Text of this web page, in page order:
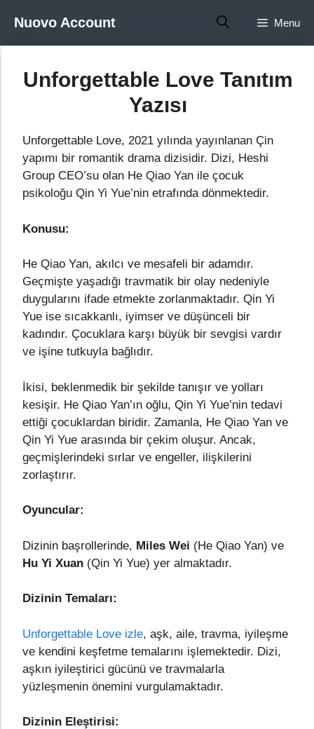
atlaNuovo Account Menu
Unforgettable Love Tanıtım
Yazısı
Unforgettable Love, 2021 yılında yayınlanan Çin
yapımı bir romantik drama dizisidir. Dizi, Heshi
Group CEO’su olan He Qiao Yan ile çocuk
psikoloğu Qin Yi Yue’nin etrafında dönmektedir.
Konusu:
He Qiao Yan, akılcı ve mesafeli bir adamdır.
Geçmişte yaşadığı travmatik bir olay nedeniyle
duygularını ifade etmekte zorlanmaktadır. Qin Yi
Yue ise sıcakkanlı, iyimser ve düşünceli bir
kadındır. Çocuklara karşı büyük bir sevgisi vardır
ve işine tutkuyla bağlıdır.
İkisi, beklenmedik bir şekilde tanışır ve yolları
kesişir. He Qiao Yan’ın oğlu, Qin Yi Yue’nin tedavi
ettiği çocuklardan biridir. Zamanla, He Qiao Yan ve
Qin Yi Yue arasında bir çekim oluşur. Ancak,
geçmişlerindeki sırlar ve engeller, ilişkilerini
zorlaştırır.
Oyuncular:
Dizinin başrollerinde, Miles Wei (He Qiao Yan) ve
Hu Yi Xuan (Qin Yi Yue) yer almaktadır.
Dizinin Temaları:
Unforgettable Love izle, aşk, aile, travma, iyileşme
ve kendini keşfetme temalarını işlemektedir. Dizi,
aşkın iyileştirici gücünü ve travmalarla
yüzleşmenin önemini vurgulamaktadır.
Dizinin Eleştirisi: